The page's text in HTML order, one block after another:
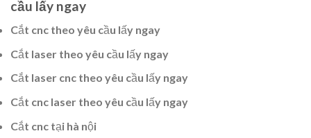
cầu lấy ngay
Cắt cnc theo yêu cầu lấy ngay
Cắt laser theo yêu cầu lấy ngay
Cắt laser cnc theo yêu cầu lấy ngay
Cắt cnc laser theo yêu cầu lấy ngay
Cắt cnc tại hà nội